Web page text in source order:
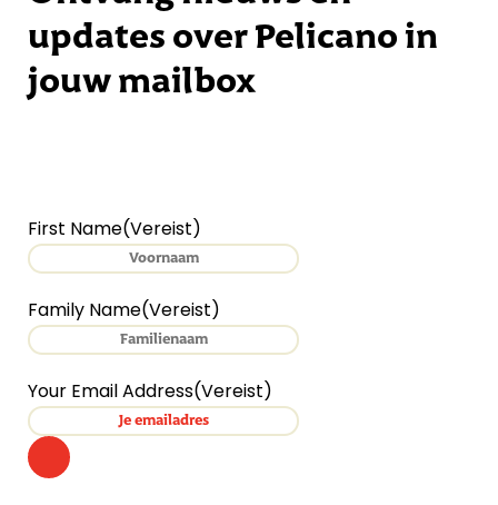
updates over Pelicano in
jouw mailbox
First Name(Vereist)
Family Name(Vereist)
Your Email Address(Vereist)